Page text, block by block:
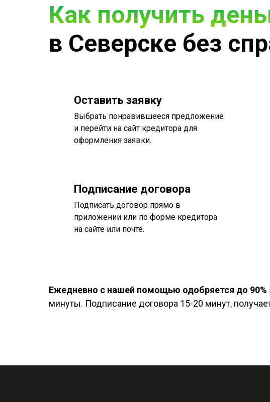
Как получить
в Северске без
Оставить заявку
Выбрать понравившееся предложение
и перейти на сайт кредитора для
оформления заявки.
Подписание договора
Подписать договор прямо в
приложении или по форме кредитора
на сайте или почте.
Ежедневно с нашей помощью одобряется до 90%
минуты. Подписание договора 15-20 минут,